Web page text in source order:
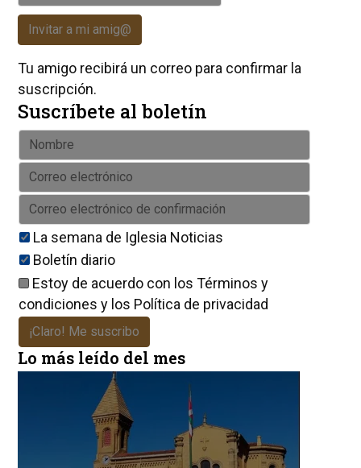
Invitar a mi amig@
Tu amigo recibirá un correo para confirmar la
suscripción.
Suscríbete al boletín
La semana de Iglesia Noticias
Boletín diario
Estoy de acuerdo con los Términos y
condiciones y los Política de privacidad
¡Claro! Me suscribo
Lo más leído del mes